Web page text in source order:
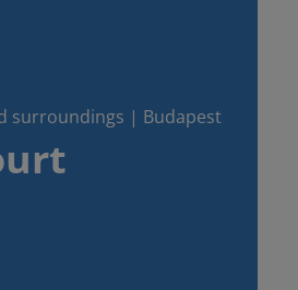
surroundings | Budapest